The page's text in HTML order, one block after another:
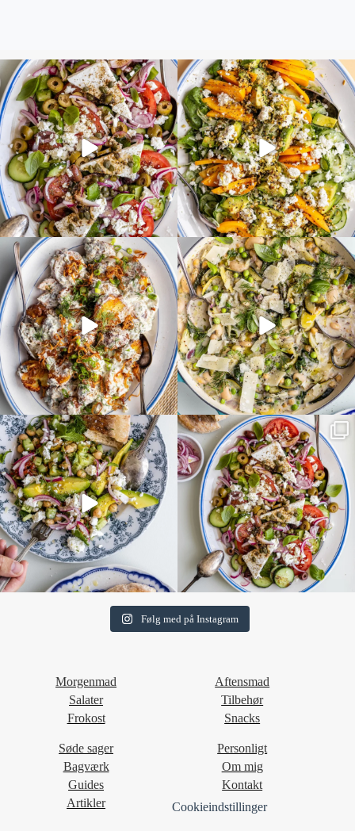
Følg med på Instagram
Morgenmad
Salater
Frokost
Aftensmad
Tilbehør
Snacks
Søde sager
Bagværk
Guides
Artikler
Personligt
Om mig
Kontakt
Cookieindstillinger